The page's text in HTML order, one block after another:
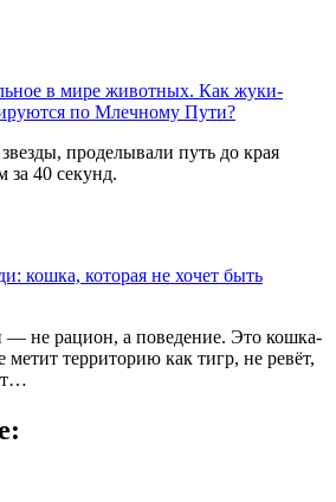
в мире животных. Как жуки-
по Млечному Пути?
проделывали путь до края
за 40 секунд.
кошка, которая не хочет быть
— не рацион, а поведение. Это кошка-
территорию как тигр, не ревёт,